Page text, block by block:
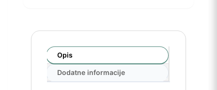
Opis
Dodatne informacije